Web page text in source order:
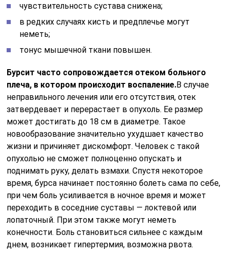
чувствительность сустава снижена;
в редких случаях кисть и предплечье могут
неметь;
тонус мышечной ткани повышен.
Бурсит часто сопровождается отеком больного
плеча, в котором происходит воспаление.В случае
неправильного лечения или его отсутствия, отек
затвердевает и перерастает в опухоль. Ее размер
может достигать до 18 см в диаметре. Такое
новообразование значительно ухудшает качество
жизни и причиняет дискомфорт. Человек с такой
опухолью не сможет полноценно опускать и
поднимать руку, делать взмахи. Спустя некоторое
время, бурса начинает постоянно болеть сама по себе,
при чем боль усиливается в ночное время и может
переходить в соседние суставы — локтевой или
лопаточный. При этом также могут неметь
конечности. Боль становиться сильнее с каждым
днем, возникает гипертермия, возможна рвота.